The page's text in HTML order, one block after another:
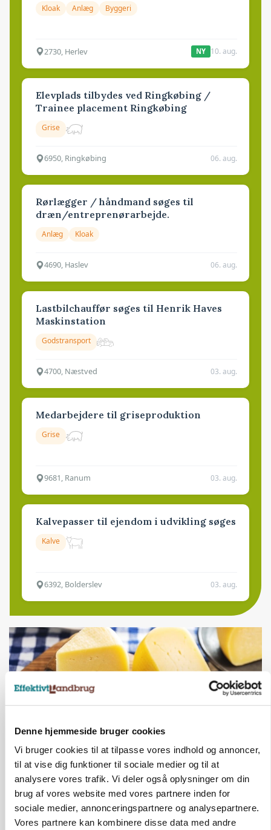
Denne hjemmeside bruger cookies
Vi bruger cookies til at tilpasse vores indhold og annoncer,
til at vise dig funktioner til sociale medier og til at
analysere vores trafik. Vi deler også oplysninger om din
brug af vores website med vores partnere inden for
sociale medier, annonceringspartnere og analysepartnere.
Vores partnere kan kombinere disse data med andre
Kloak Anlæg Byggeri
2730, Herlev NY 10. aug.
Elevplads tilbydes ved Ringkøbing /
Trainee placement Ringkøbing
Grise
6950, Ringkøbing 06. aug.
Rørlægger / håndmand søges til
dræn/entreprenørarbejde.
Anlæg Kloak
4690, Haslev 06. aug.
Lastbilchauffør søges til Henrik Haves
Maskinstation
Godstransport
4700, Næstved 03. aug.
Medarbejdere til griseproduktion
Grise
9681, Ranum 03. aug.
Kalvepasser til ejendom i udvikling søges
Kalve
6392, Bolderslev 03. aug.
MARKED
Opturen taber pusten på global mejeriauktion